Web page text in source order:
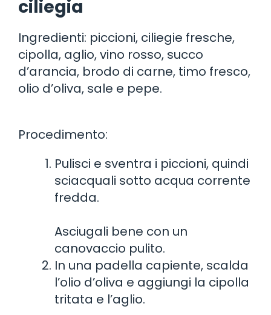
ciliegia
Ingredienti: piccioni, ciliegie fresche,
cipolla, aglio, vino rosso, succo
d’arancia, brodo di carne, timo fresco,
olio d’oliva, sale e pepe.
Procedimento:
Pulisci e sventra i piccioni, quindi
sciacquali sotto acqua corrente
fredda.
Asciugali bene con un
canovaccio pulito.
In una padella capiente, scalda
l’olio d’oliva e aggiungi la cipolla
tritata e l’aglio.